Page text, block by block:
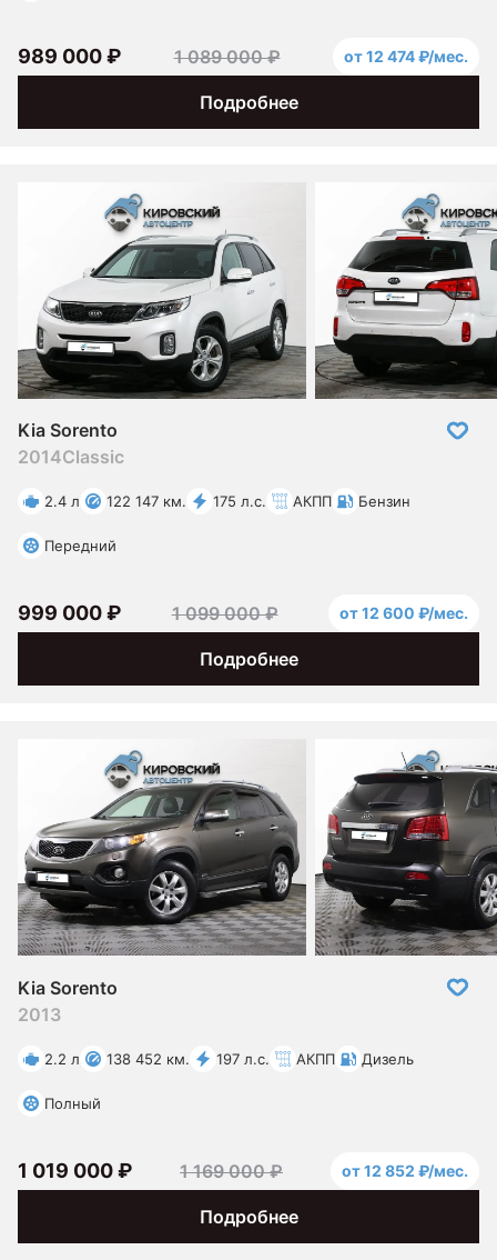
Подробнее
989 000 ₽ 1 089 000 ₽ от 12 474 ₽/мес.
Kia Sorento
2014Classic
2.4 л 122 147 км. 175 л.с. АКПП Бензин
Передний
Подробнее
999 000 ₽ 1 099 000 ₽ от 12 600 ₽/мес.
Kia Sorento
2013
2.2 л 138 452 км. 197 л.с. АКПП Дизель
Полный
Подробнее
1 019 000 ₽ 1 169 000 ₽ от 12 852 ₽/мес.